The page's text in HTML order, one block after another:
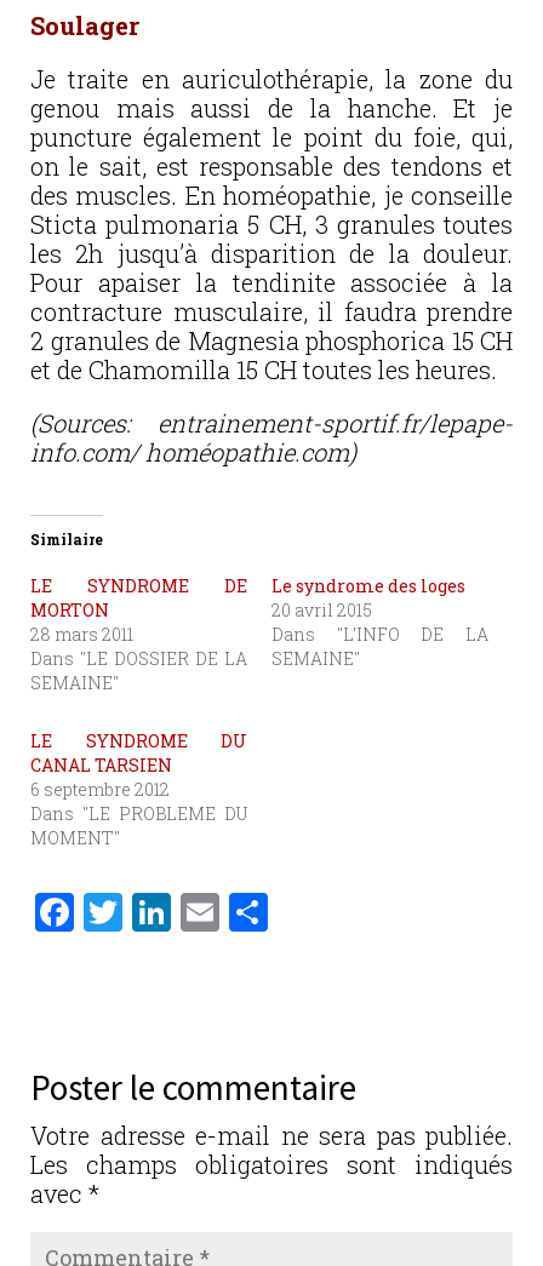
Soulager
Je traite en auriculothérapie, la zone du
genou mais aussi de la hanche. Et je
puncture également le point du foie, qui,
on le sait, est responsable des tendons et
des muscles. En homéopathie, je conseille
Sticta pulmonaria 5 CH, 3 granules toutes
les 2h jusqu’à disparition de la douleur.
Pour apaiser la tendinite associée à la
contracture musculaire, il faudra prendre
2 granules de Magnesia phosphorica 15 CH
et de Chamomilla 15 CH toutes les heures.
(Sources: entrainement-sportif.fr/lepape-
info.com/ homéopathie.com)
Similaire
LE SYNDROME DE
MORTON
28 mars 2011
Dans "LE DOSSIER DE LA
SEMAINE"
Le syndrome des loges
20 avril 2015
Dans "L'INFO DE LA
SEMAINE"
LE SYNDROME DU
CANAL TARSIEN
6 septembre 2012
Dans "LE PROBLEME DU
MOMENT"
F
b
o
o
k
T
r
Li
n
E
er
Poster le commentaire
Votre adresse e-mail ne sera pas publiée.
Les champs obligatoires sont indiqués
avec *